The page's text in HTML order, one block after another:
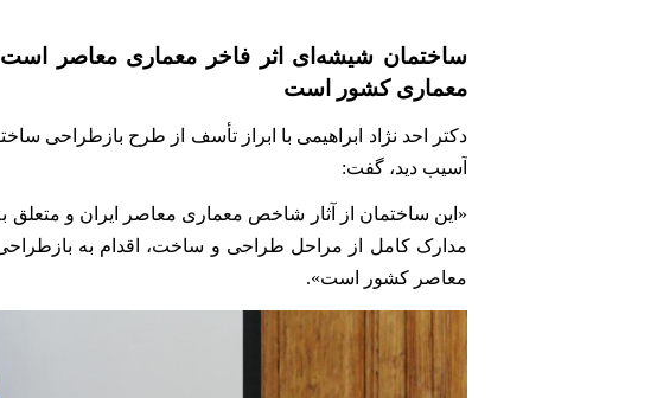
ساختمان شیشه‌ای اثر فاخر معماری معاصر
معماری کشور است
دکتر احد نژاد ابراهیمی با ابراز تأسف از طرح بازطراحی
آسیب دید، گفت:
«این ساختمان از آثار شاخص معماری معاصر ایران و متعلق
مدارک کامل از مراحل طراحی و ساخت، اقدام به
معاصر کشور است».